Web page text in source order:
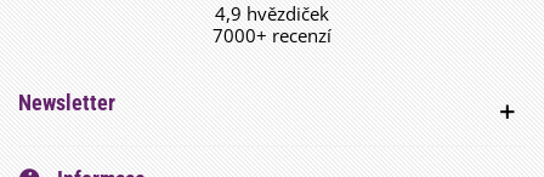
4,9 hvězdiček
7000+ recenzí
Newsletter